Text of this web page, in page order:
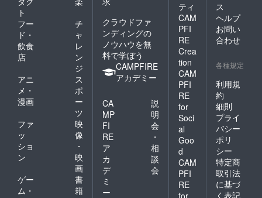
ト
フー
ド・
飲食
店
チ
ャ
レ
ン
ジ
アニ
メ・
漫画
ス
ポ
ー
ツ
ファ
ッ
ショ
ン
映
像
・
映
画
ゲー
ム・
書
籍
クラウドファ
ンディングの
ノウハウを無
料で学ぼう
CAMPFIRE
アカデミー
CA
MP
FI
RE
ア
カ
デ
ミ
ー
説
明
会
・
相
談
会
ティ
CAM
PFI
RE
Crea
tion
CAM
PFI
RE
for
Soci
al
Goo
d
CAM
PFI
RE
ス
ヘルプ
お問い
合わせ
各種規定
利用規
約
細則
プライ
バシー
ポリ
シー
特定商
取引法
に基づ
く表記